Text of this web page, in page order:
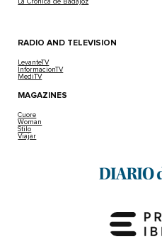
RADIO AND TELEVISION
LevanteTV
InformacionTV
MediTV
MAGAZINES
Cuore
Woman
Stilo
Viajar